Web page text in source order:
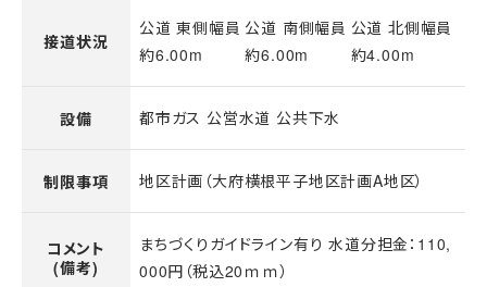
接道状況
公道 東側幅員
約6.00m
公道 南側幅員
約6.00m
公道 北側幅員
約4.00m
設備 都市ガス 公営水道 公共下水
制限事項 地区計画（大府横根平子地区計画A地区）
コメント
(備考)
まちづくりガイドライン有り 水道分担金：110,
000円（税込20ｍｍ）